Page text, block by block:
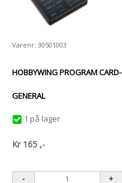
Varenr: 30501003
HOBBYWING PROGRAM CARD-
GENERAL
1 på lager
Kr 165 ,-